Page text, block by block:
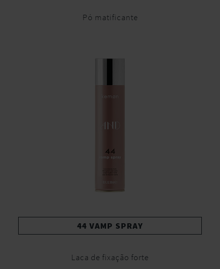
Pó matificante
44 VAMP SPRAY
Laca de fixação forte